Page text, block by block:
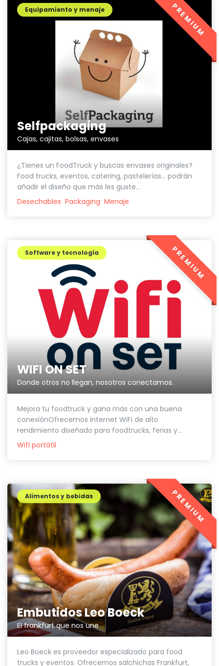
Selfpackaging
Cajas, cajitas, bolsas, envases
Equipamiento y menaje
¿Tienes un FoodTruck y buscas envases originales?
Food trucks, eventos, catering, pastelerías... podrán
añadir el diseño que más les guste...
Desechables Packaging Menaje
PREMIUM
WIFI ON SET
Donde otros no llegan, nosotros conectamos.
Software y tecnología
Mejora tu foodtruck y gana más con una buena
conexiónOfrecemos internet WiFi de alto
rendimiento diseñado para foodtrucks, ferias y...
Wifi portátil
PREMIUM
Embutidos Leo Boeck
El frankfurt que nos une
Alimentos y bebidas
Leo Boeck es proveedor especializado para food
trucks y eventos. Ofrecemos salchichas Frankfurt,
PREMIUM